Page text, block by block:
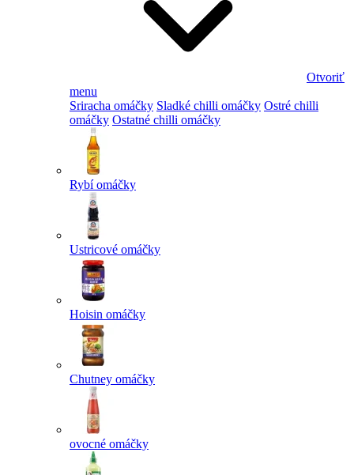
Otvoriť
menu
Sriracha omáčky Sladké chilli omáčky Ostré chilli
omáčky Ostatné chilli omáčky
Rybí omáčky
Ustricové omáčky
Hoisin omáčky
Chutney omáčky
ovocné omáčky